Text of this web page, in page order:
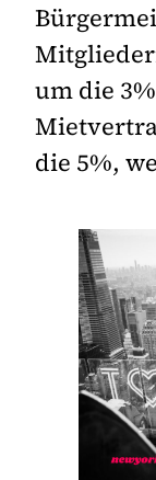
um die
die 5%,